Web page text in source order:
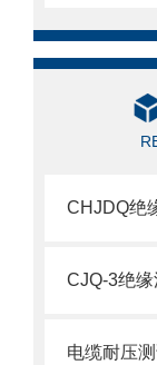
CHJDQ绝
CJQ-3绝
电缆耐压